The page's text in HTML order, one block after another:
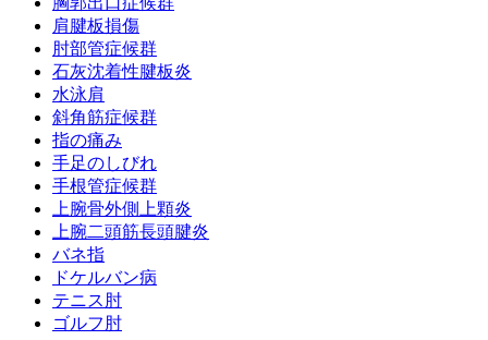
肩腱板損傷
肘部管症候群
石灰沈着性腱板炎
水泳肩
斜角筋症候群
指の痛み
手足のしびれ
手根管症候群
上腕骨外側上顆炎
上腕二頭筋長頭腱炎
バネ指
ドケルバン病
テニス肘
ゴルフ肘